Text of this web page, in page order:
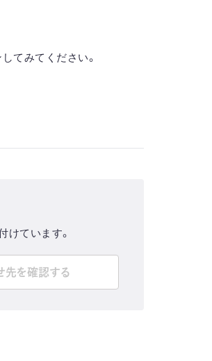
てみてください。
けています。
先を確認する